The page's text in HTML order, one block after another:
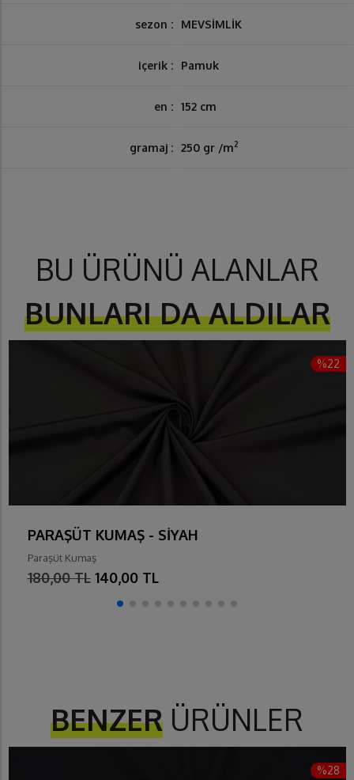
sezon : MEVSİMLİK
içerik : Pamuk
en : 152 cm
gramaj : 250 gr /m2
BU ÜRÜNÜ ALANLAR
BUNLARI DA ALDILAR
%22
PARAŞÜT KUMAŞ - SİYAH
Paraşüt Kumaş
180,00 TL 140,00 TL
BENZER ÜRÜNLER
%28